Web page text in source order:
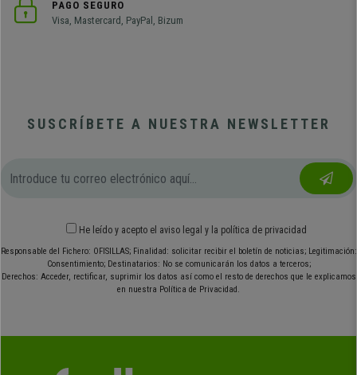
PAGO SEGURO
Visa, Mastercard, PayPal, Bizum
SUSCRÍBETE A NUESTRA NEWSLETTER
He leído y acepto el aviso legal y la política de privacidad
Responsable del Fichero: OFISILLAS; Finalidad: solicitar recibir el boletín de noticias; Legitimación:
Consentimiento; Destinatarios: No se comunicarán los datos a terceros;
Derechos: Acceder, rectificar, suprimir los datos así como el resto de derechos que le explicamos
en nuestra Política de Privacidad.